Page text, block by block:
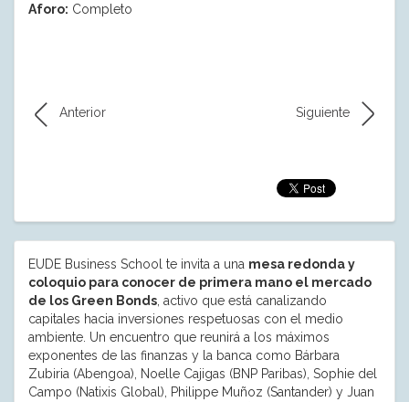
Aforo: Completo
Anterior Siguiente
EUDE Business School te invita a una mesa redonda y
coloquio para conocer de primera mano el mercado
de los Green Bonds , activo que está canalizando
capitales hacia inversiones respetuosas con el medio
ambiente. Un encuentro que reunirá a los máximos
exponentes de las finanzas y la banca como Bárbara
Zubiria (Abengoa), Noelle Cajigas (BNP Paribas), Sophie del
Campo (Natixis Global), Philippe Muñoz (Santander) y Juan